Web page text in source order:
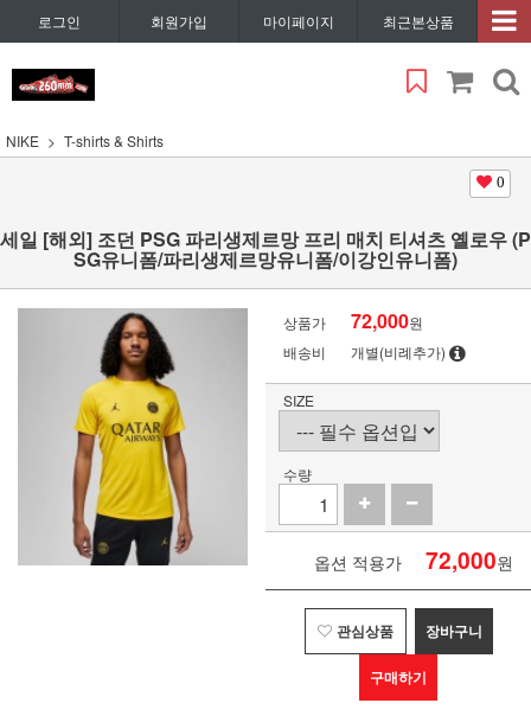
로그인 회원가입 마이페이지 최근본상품
NIKE T-shirts & Shirts
0
세일 [해외] 조던 PSG 파리생제르망 프리 매치 티셔츠 옐로우 (P
SG유니폼/파리생제르망유니폼/이강인유니폼)
상품가 72,000원
배송비
개별(비례추가)
SIZE
수량
옵션 적용가 72,000원
관심상품 장바구니
구매하기